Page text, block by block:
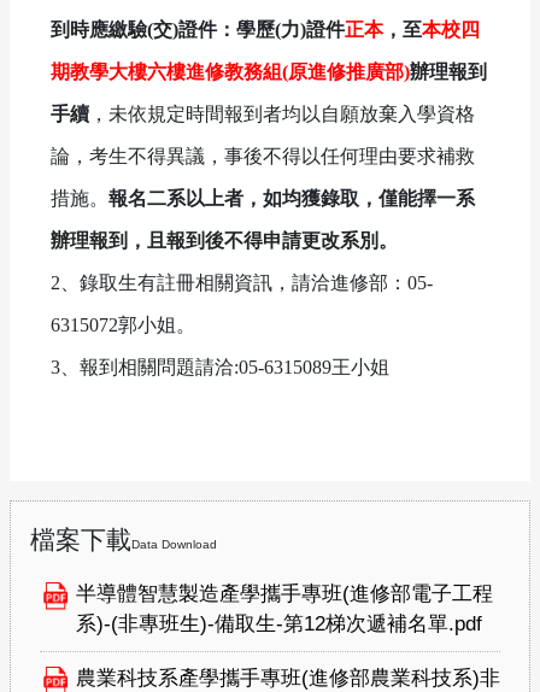
到時應繳驗(交)證件：學歷(力)證件正本，至本校四
期教學大樓六樓進修教務組(原進修推廣部)辦理報到
手續，未依規定時間報到者均以自願放棄入學資格
論，考生不得異議，事後不得以任何理由要求補救
措施。 報名二系以上者，如均獲錄取，僅能擇一系
辦理報到，且報到後不得申請更改系別。
2、錄取生有註冊相關資訊，請洽進修部：05-
6315072郭小姐。
3、報到相關問題請洽:05-6315089王小姐
檔案下載Data Download
半導體智慧製造產學攜手專班(進修部電子工程
系)-(非專班生)-備取生-第12梯次遞補名單.pdf
農業科技系產學攜手專班(進修部農業科技系)非